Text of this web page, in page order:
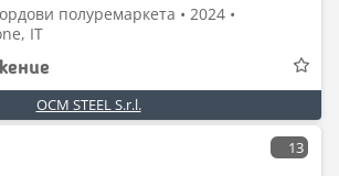
полуремаркета • 2024 •
IT
OCM STEEL S.r.l.
13